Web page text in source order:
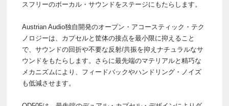
スフリーのボーカル・サウンドをステージにもたらします。
Austrian Audio独自開発のオープン・アコースティック・テク
ノロジーは、カプセルと筐体の接点を最小限に抑えること
で、サウンドの回折や不要な反射/共振を抑えナチュラルなサ
ウンドをもたらします。さらに最先端のマテリアルと精巧な
メカニズムにより、フィードバックやハンドリング・ノイズ
も低減させます。